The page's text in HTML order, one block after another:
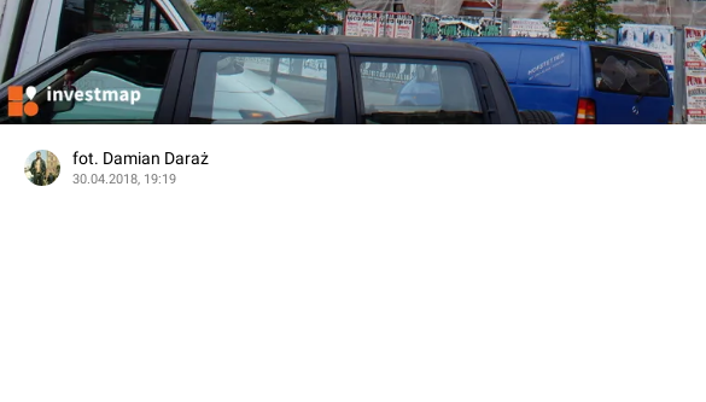
fot. Damian Daraż
30.04.2018, 19:19